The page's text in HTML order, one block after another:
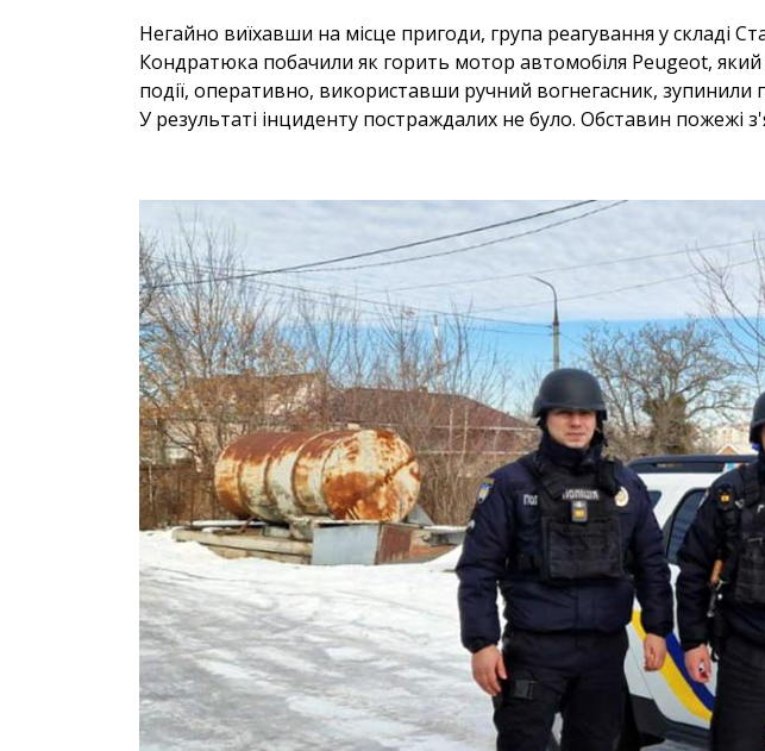
Негайно виїхавши на місце пригоди, група реагування у складі
Кондратюка побачили як горить мотор автомобіля Peugeot,
події, оперативно, використавши ручний вогнегасник,
У результаті інциденту постраждалих не було. Обставин пожежі